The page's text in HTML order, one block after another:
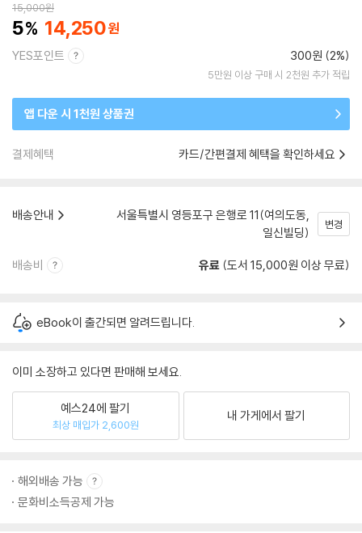
15,000원
5 14,250
YES포인트 300원 (2%)
5만원 이상 구매 시 2천원 추가 적립
앱 다운 시 1천원 상품권
결제혜택 카드/간편결제 혜택을 확인하세요
배송안내
서울특별시 영등포구 은행로 11(여의도동,
일신빌딩)
변경
배송비 유료 (도서 15,000원 이상 무료)
eBook이 출간되면 알려드립니다.
이미 소장하고 있다면 판매해 보세요.
예스24에 팔기
최상 매입가 2,600원
내 가게에서 팔기
해외배송 가능
문화비소득공제 가능